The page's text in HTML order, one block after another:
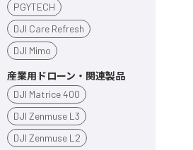
PGYTECH
DJI Care Refresh
DJI Mimo
産業用ドローン・関連製品
DJI Matrice 400
DJI Zenmuse L3
DJI Zenmuse L2